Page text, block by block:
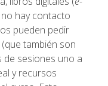
hay contacto
pueden pedir
también son
sesiones uno a
y recursos